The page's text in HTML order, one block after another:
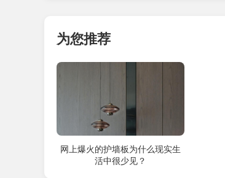
为您推荐
网上爆火的护墙板为什么现实生
活中很少见？